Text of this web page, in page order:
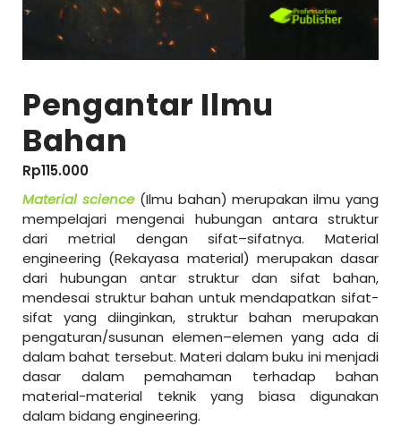
Pengantar Ilmu
Bahan
Rp115.000
Material science(Ilmu bahan) merupakan ilmu yang
mempelajari mengenai hubungan antara struktur
dari metrial dengan sifat–sifatnya. Material
engineering (Rekayasa material) merupakan dasar
dari hubungan antar struktur dan sifat bahan,
mendesai struktur bahan untuk mendapatkan sifat-
sifat yang diinginkan, struktur bahan merupakan
pengaturan/susunan elemen–elemen yang ada di
dalam bahat tersebut. Materi dalam buku ini menjadi
dasar dalam pemahaman terhadap bahan
material-material teknik yang biasa digunakan
dalam bidang engineering.